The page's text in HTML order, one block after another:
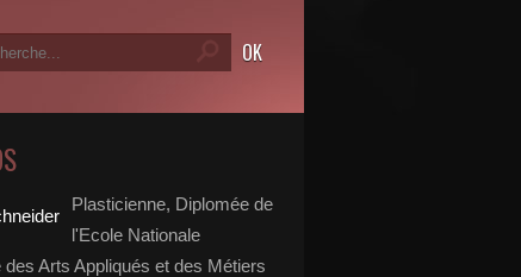
Plasticienne, Diplomée de
l'Ecole Nationale
des Arts Appliqués et des Métiers